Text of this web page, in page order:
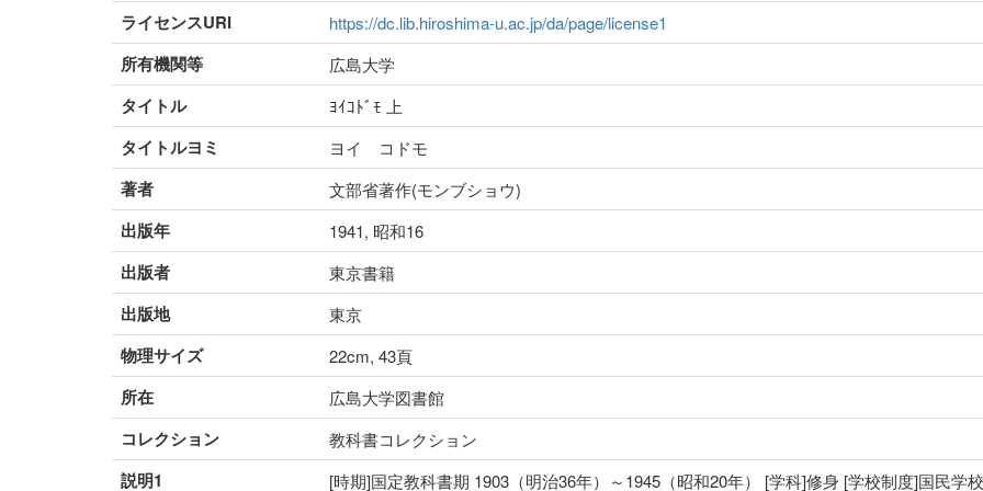
ライセンスURI https://dc.lib.hiroshima-u.ac.jp/da/page/license1
所有機関等 広島大学
タイトル ﾖｲｺﾄﾞﾓ 上
タイトルヨミ ヨイ コドモ
著者 文部省著作(モンブショウ)
出版年 1941, 昭和16
出版者 東京書籍
出版地 東京
物理サイズ 22cm, 43頁
所在 広島大学図書館
コレクション 教科書コレクション
説明1 [時期]国定教科書期 1903（明治36年）～1945（昭和20年） [学科]修身 [学校制度]国民学校